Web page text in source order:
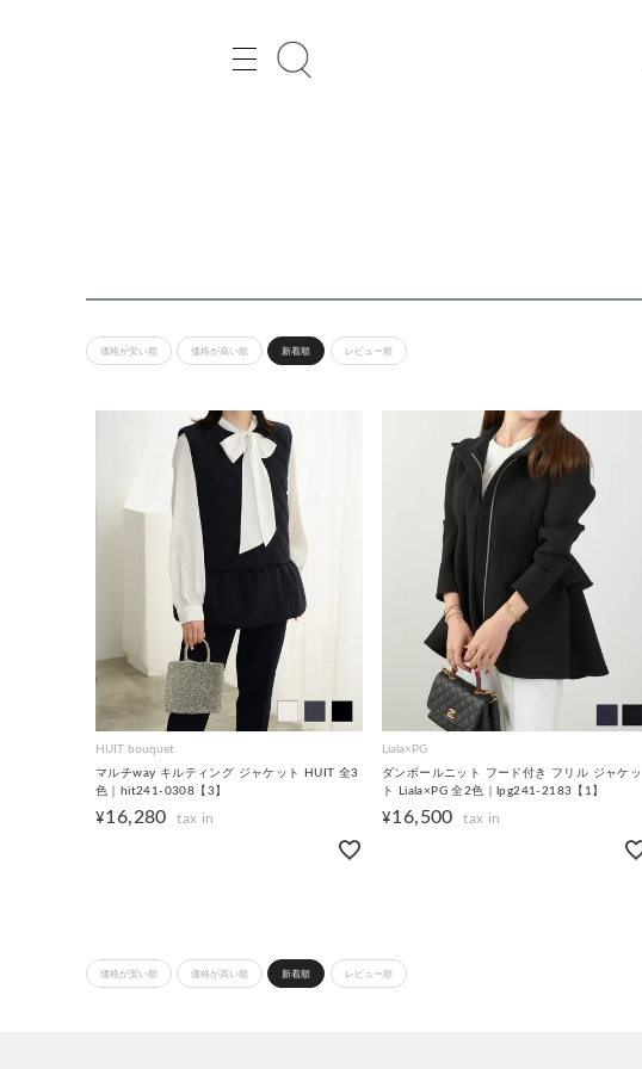
価格が安い順 価格が高い順 新着順 レビュー順
HUIT bouquet
マルチway キルティング ジャケット HUIT 全3
色｜hit241-0308【3】
¥16,280
Liala×PG
ダンボールニット フード付き フリル ジャケッ
ト Liala×PG 全2色｜lpg241-2183【1】
¥16,500
価格が安い順 価格が高い順 新着順 レビュー順